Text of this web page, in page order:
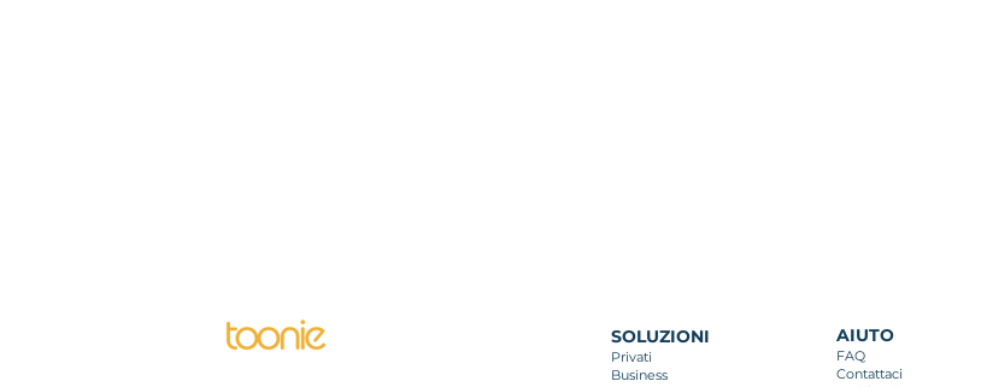
SOLUZIONI
Privati
Business
AIUTO
FAQ
Contattaci